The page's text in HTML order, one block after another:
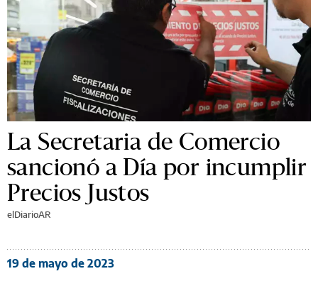
La Secretaria de Comercio
sancionó a Día por incumplir
Precios Justos
elDiarioAR
19 de mayo de 2023